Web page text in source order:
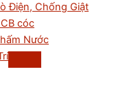
Điện, Chống Giật
cóc
Nước